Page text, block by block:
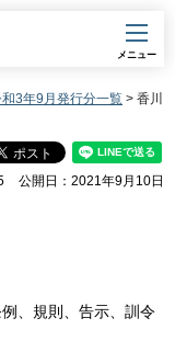
メニュー
3年9月発行分一覧 > 香川
公開日：2021年9月10日
、規則、告示、訓令